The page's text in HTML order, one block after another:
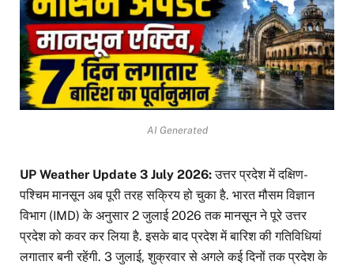
AI Generated
UP Weather Update 3 July 2026:उत्तर प्रदेश में दक्षिण-
पश्चिम मानसून अब पूरी तरह सक्रिय हो चुका है. भारत मौसम विज्ञान
विभाग (IMD) के अनुसार 2 जुलाई 2026 तक मानसून ने पूरे उत्तर
प्रदेश को कवर कर लिया है. इसके बाद प्रदेश में बारिश की गतिविधियां
लगातार बनी रहेंगी. 3 जुलाई, शुक्रवार से अगले कई दिनों तक प्रदेश के